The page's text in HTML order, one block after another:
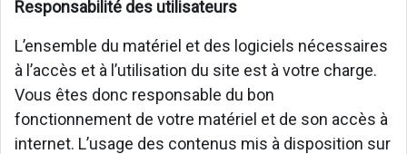
Responsabilité des utilisateurs
L’ensemble du matériel et des logiciels nécessaires
à l’accès et à l’utilisation du site est à votre charge.
Vous êtes donc responsable du bon
fonctionnement de votre matériel et de son accès à
internet. L’usage des contenus mis à disposition sur